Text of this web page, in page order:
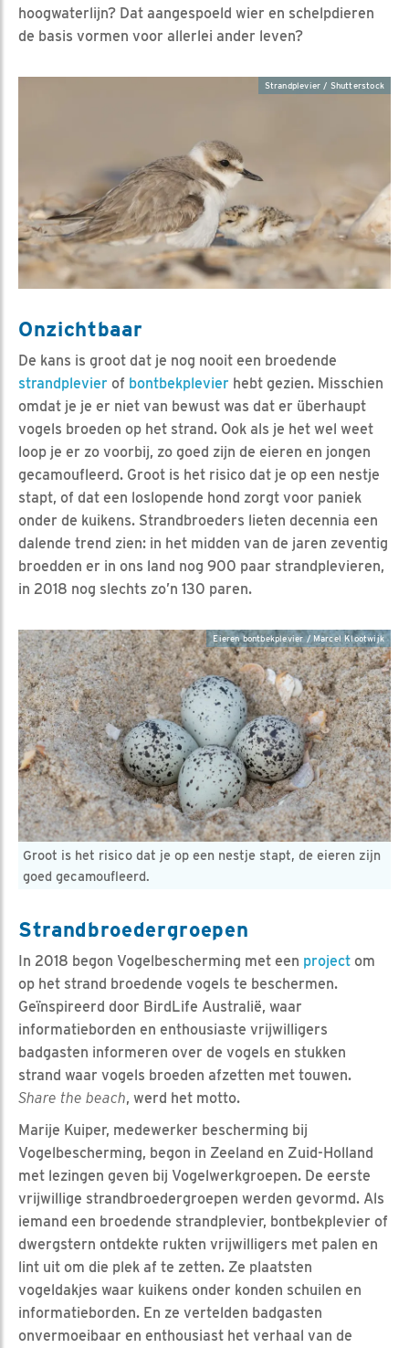
hoogwaterlijn? Dat aangespoeld wier en schelpdieren
de basis vormen voor allerlei ander leven?
Strandplevier / Shutterstock
Onzichtbaar
De kans is groot dat je nog nooit een broedende
strandplevier of bontbekplevier hebt gezien. Misschien
omdat je je er niet van bewust was dat er überhaupt
vogels broeden op het strand. Ook als je het wel weet
loop je er zo voorbij, zo goed zijn de eieren en jongen
gecamoufleerd. Groot is het risico dat je op een nestje
stapt, of dat een loslopende hond zorgt voor paniek
onder de kuikens. Strandbroeders lieten decennia een
dalende trend zien: in het midden van de jaren zeventig
broedden er in ons land nog 900 paar strandplevieren,
in 2018 nog slechts zo’n 130 paren.
Groot is het risico dat je op een nestje stapt, de eieren zijn
goed gecamoufleerd.
Eieren bontbekplevier / Marcel Klootwijk
Strandbroedergroepen
In 2018 begon Vogelbescherming met een project om
op het strand broedende vogels te beschermen.
Geïnspireerd door BirdLife Australië, waar
informatieborden en enthousiaste vrijwilligers
badgasten informeren over de vogels en stukken
strand waar vogels broeden afzetten met touwen.
Share the beach, werd het motto.
Marije Kuiper, medewerker bescherming bij
Vogelbescherming, begon in Zeeland en Zuid-Holland
met lezingen geven bij Vogelwerkgroepen. De eerste
vrijwillige strandbroedergroepen werden gevormd. Als
iemand een broedende strandplevier, bontbekplevier of
dwergstern ontdekte rukten vrijwilligers met palen en
lint uit om die plek af te zetten. Ze plaatsten
vogeldakjes waar kuikens onder konden schuilen en
informatieborden. En ze vertelden badgasten
onvermoeibaar en enthousiast het verhaal van de